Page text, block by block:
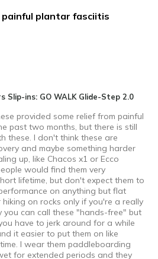
plantar fasciitis
Slip-ins: GO WALK Glide-Step 2.0
provided some relief from painful
past two months, but there is still
these. I don't think these are
and maybe something harder
up, like Chacos x1 or Ecco
would find them very
lifetime, but don't expect them to
on anything but flat
hiking on rocks only if you're a really
you can call these "hands-free" but
have to jerk around for a while
it easier to put them on like
I wear them paddleboarding
for extended periods and they